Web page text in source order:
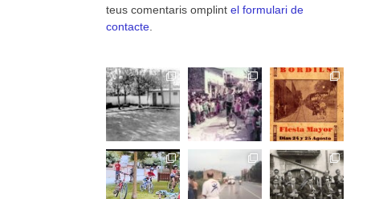
teus comentaris omplint el formulari de
contacte